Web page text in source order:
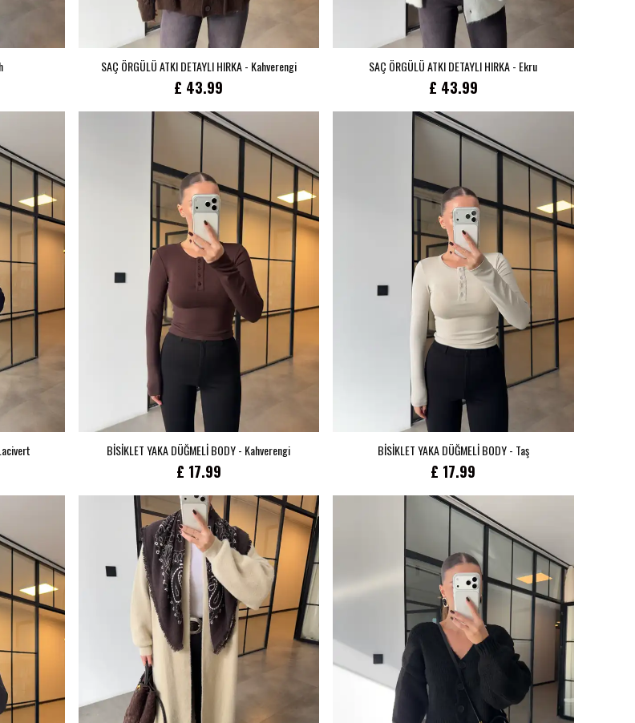
SAÇ ÖRGÜLÜ ATKI DETAYLI HIRKA - Kahverengi
£ 43.99
SAÇ ÖRGÜLÜ ATKI DETAYLI HIRKA - Ekru
£ 43.99
BİSİKLET YAKA DÜĞMELİ BODY - Kahverengi
£ 17.99
BİSİKLET YAKA DÜĞMELİ BODY - Taş
£ 17.99